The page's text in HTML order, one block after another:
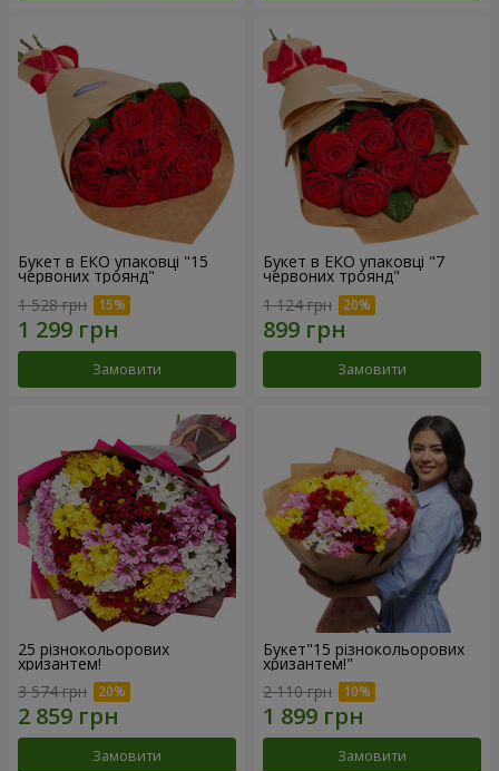
Букет в ЕКО упаковці "15
червоних троянд"
1 528 грн
Замовити
Букет в ЕКО упаковці "7
червоних троянд"
1 124 грн
Замовити
25 різнокольорових
хризантем!
3 574 грн
Замовити
Букет"15 різнокольорових
хризантем!"
2 110 грн
Замовити